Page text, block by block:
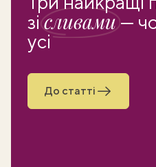
зісливами—
усі
До статті